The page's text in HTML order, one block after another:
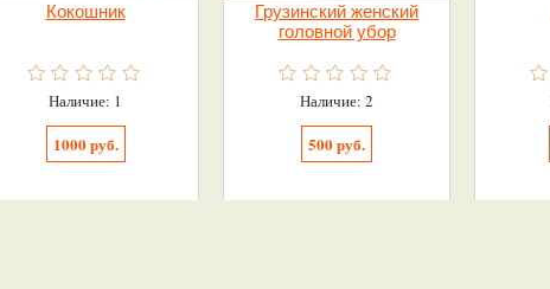
Кокошник
Наличие: 1
1000 руб.
Грузинский женский
головной убор
Наличие: 2
500 руб.